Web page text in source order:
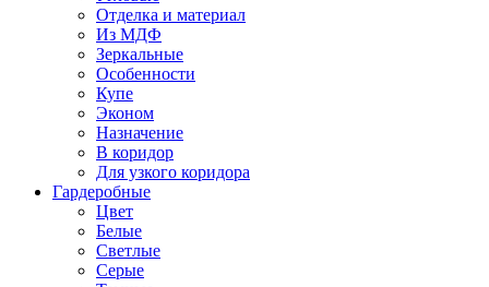
Отделка и материал
Из МДФ
Зеркальные
Особенности
Купе
Эконом
Назначение
В коридор
Для узкого коридора
Гардеробные
Цвет
Белые
Светлые
Серые